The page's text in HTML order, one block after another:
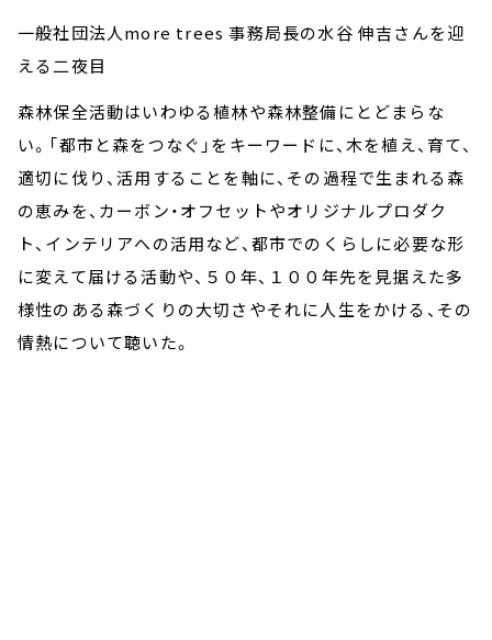
一般社団法人more trees 事務局長の水谷 伸吉さんを迎
える二夜目
森林保全活動はいわゆる植林や森林整備にとどまらな
い。「都市と森をつなぐ」をキーワードに、木を植え、育て、
適切に伐り、活用することを軸に、その過程で生まれる森
の恵みを、カーボン・オフセットやオリジナルプロダク
ト、インテリアへの活用など、都市でのくらしに必要な形
に変えて届ける活動や、５０年、１００年先を見据えた多
様性のある森づくりの大切さやそれに人生をかける、その
情熱について聴いた。